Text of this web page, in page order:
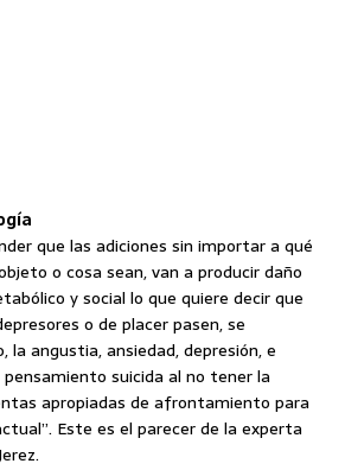
que las adiciones sin importar a qué
o cosa sean, van a producir daño
y social lo que quiere decir que
o de placer pasen, se
la angustia, ansiedad, depresión, e
suicida al no tener la
apropiadas de afrontamiento para
Este es el parecer de la experta